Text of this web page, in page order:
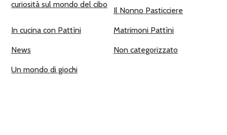
curiosità sul mondo del cibo
Il Nonno Pasticciere
In cucina con Pattìni Matrimoni Pattìni
News Non categorizzato
Un mondo di giochi